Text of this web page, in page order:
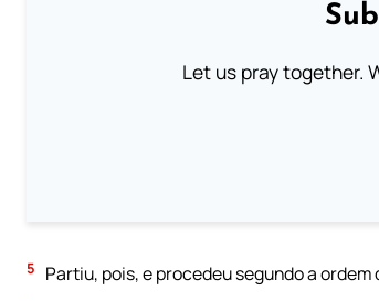
Let us pray together.
5 Partiu, pois, e procedeu segundo a